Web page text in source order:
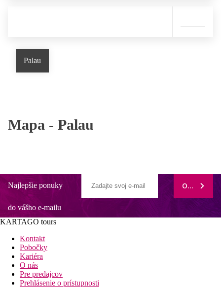
Palau
Mapa - Palau
Najlepšie ponuky
do vášho e-mailu
ODOBERAŤ
KARTAGO tours
Kontakt
Pobočky
Kariéra
O nás
Pre predajcov
Prehlásenie o prístupnosti